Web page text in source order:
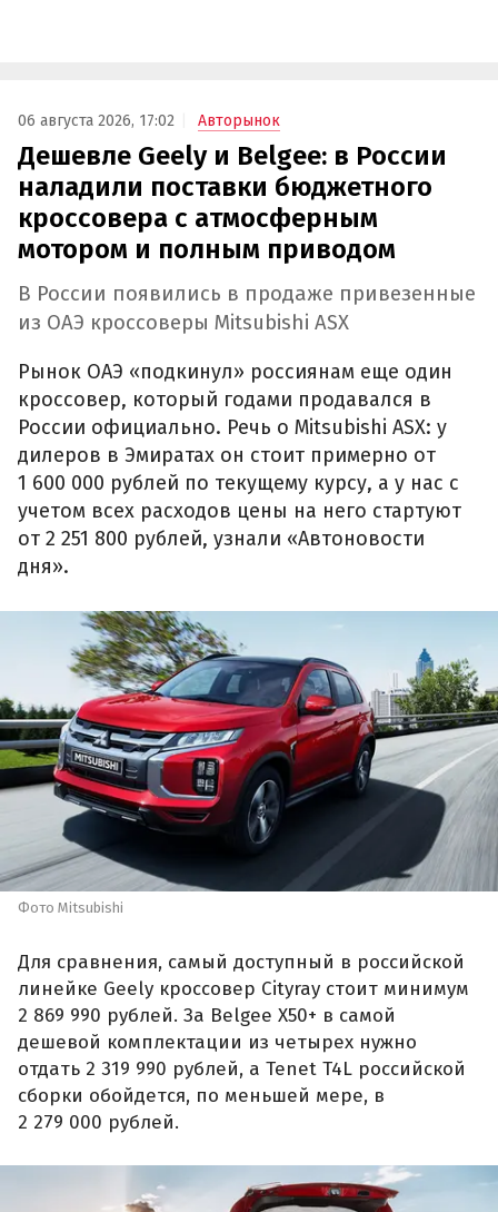
06 августа 2026, 17:02 Авторынок
Дешевле Geely и Belgee: в России
наладили поставки бюджетного
кроссовера с атмосферным
мотором и полным приводом
В России появились в продаже привезенные
из ОАЭ кроссоверы Mitsubishi ASX
Рынок ОАЭ «подкинул» россиянам еще один
кроссовер, который годами продавался в
России официально. Речь о Mitsubishi ASX: у
дилеров в Эмиратах он стоит примерно от
1 600 000 рублей по текущему курсу, а у нас с
учетом всех расходов цены на него стартуют
от 2 251 800 рублей, узнали «Автоновости
дня».
Фото Mitsubishi
Для сравнения, самый доступный в российской
линейке Geely кроссовер Cityray стоит минимум
2 869 990 рублей. За Belgee X50+ в самой
дешевой комплектации из четырех нужно
отдать 2 319 990 рублей, а Tenet T4L российской
сборки обойдется, по меньшей мере, в
2 279 000 рублей.